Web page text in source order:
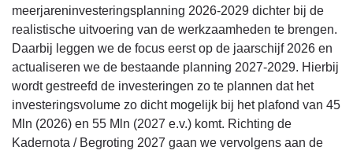
meerjareninvesteringsplanning 2026-2029 dichter bij de
realistische uitvoering van de werkzaamheden te brengen.
Daarbij leggen we de focus eerst op de jaarschijf 2026 en
actualiseren we de bestaande planning 2027-2029. Hierbij
wordt gestreefd de investeringen zo te plannen dat het
investeringsvolume zo dicht mogelijk bij het plafond van 45
Mln (2026) en 55 Mln (2027 e.v.) komt. Richting de
Kadernota / Begroting 2027 gaan we vervolgens aan de